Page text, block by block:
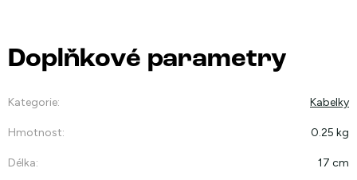
Doplňkové parametry
Kategorie: Kabelky
Hmotnost: 0.25 kg
Délka: 17 cm